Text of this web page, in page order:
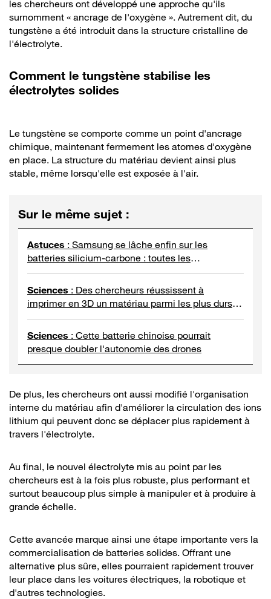
les chercheurs ont développé une approche qu'ils
surnomment « ancrage de l'oxygène ». Autrement dit, du
tungstène a été introduit dans la structure cristalline de
l'électrolyte.
Comment le tungstène stabilise les
électrolytes solides
Le tungstène se comporte comme un point d'ancrage
chimique, maintenant fermement les atomes d'oxygène
en place. La structure du matériau devient ainsi plus
stable, même lorsqu'elle est exposée à l'air.
Sur le même sujet :
Astuces : Samsung se lâche enfin sur les
batteries silicium-carbone : toutes les
améliorations à connaître
Sciences : Des chercheurs réussissent à
imprimer en 3D un matériau parmi les plus durs
au monde
Sciences : Cette batterie chinoise pourrait
presque doubler l'autonomie des drones
De plus, les chercheurs ont aussi modifié l'organisation
interne du matériau afin d'améliorer la circulation des ions
lithium qui peuvent donc se déplacer plus rapidement à
travers l'électrolyte.
Au final, le nouvel électrolyte mis au point par les
chercheurs est à la fois plus robuste, plus performant et
surtout beaucoup plus simple à manipuler et à produire à
grande échelle.
Cette avancée marque ainsi une étape importante vers la
commercialisation de batteries solides. Offrant une
alternative plus sûre, elles pourraient rapidement trouver
leur place dans les voitures électriques, la robotique et
d'autres technologies.